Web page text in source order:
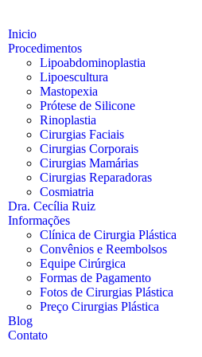
Inicio
Procedimentos
Lipoabdominoplastia
Lipoescultura
Mastopexia
Prótese de Silicone
Rinoplastia
Cirurgias Faciais
Cirurgias Corporais
Cirurgias Mamárias
Cirurgias Reparadoras
Cosmiatria
Dra. Cecília Ruiz
Informações
Clínica de Cirurgia Plástica
Convênios e Reembolsos
Equipe Cirúrgica
Formas de Pagamento
Fotos de Cirurgias Plástica
Preço Cirurgias Plástica
Blog
Contato